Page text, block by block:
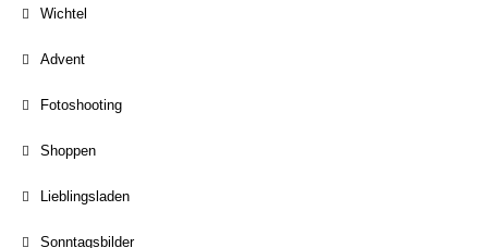
Wichtel
Advent
Fotoshooting
Shoppen
Lieblingsladen
Sonntagsbilder